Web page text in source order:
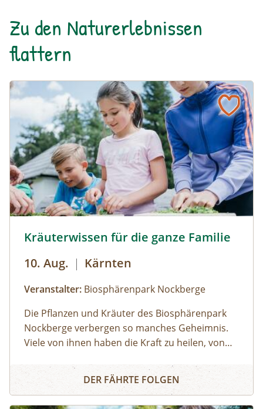
Zu den Naturerlebnissen
flattern
Kräuterwissen für die ganze Familie
10. Aug. | Kärnten
Veranstalter: Biosphärenpark Nockberge
Die Pflanzen und Kräuter des Biosphärenpark
Nockberge verbergen so manches Geheimnis.
Viele von ihnen haben die Kraft zu heilen, von
Kinder gut verständlich erläutert ein
Biosphärenpark-Ranger zahlreiche
Kräuterwissen für die ganze Familie
DER FÄHRTE FOLGEN